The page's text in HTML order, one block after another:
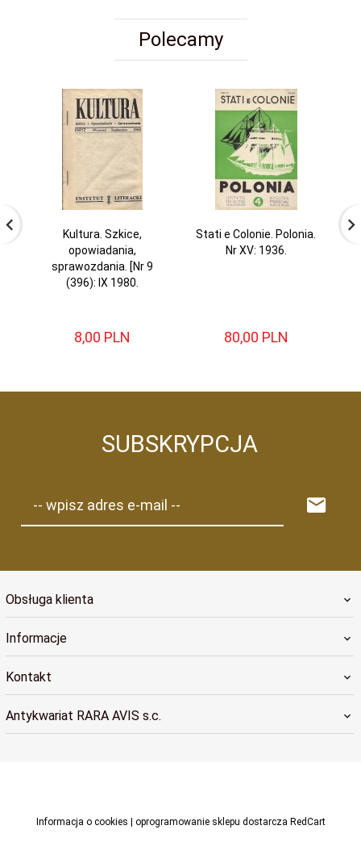
Polecamy
Kultura. Szkice,
opowiadania,
sprawozdania. [Nr 9
(396): IX 1980.
8,00 PLN
Stati e Colonie. Polonia.
Nr XV: 1936.
80,00 PLN
SUBSKRYPCJA
-- wpisz adres e-mail --
Obsługa klienta
Informacje
Kontakt
Antykwariat RARA AVIS s.c.
Informacja o cookies oprogramowanie sklepu dostarcza RedCart